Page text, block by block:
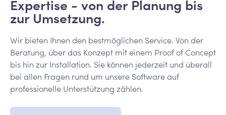
Expertise - von der Planung bis
zur Umsetzung.
Wir bieten Ihnen den bestmöglichen Service. Von der
Beratung, über das Konzept mit einem Proof of Concept
bis hin zur Installation. Sie können jederzeit und überall
bei allen Fragen rund um unsere Software auf
professionelle Unterstützung zählen.